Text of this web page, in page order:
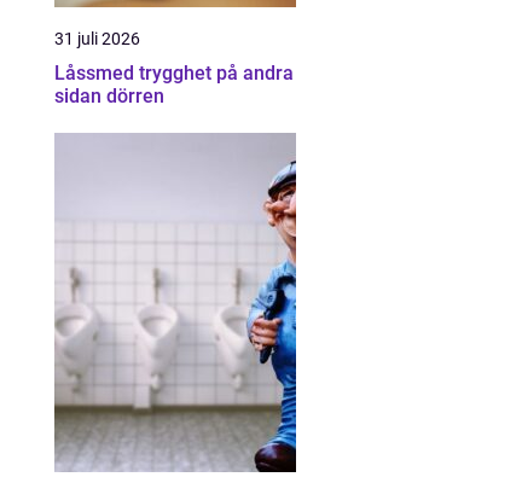
31 juli 2026
Låssmed trygghet på andra
sidan dörren